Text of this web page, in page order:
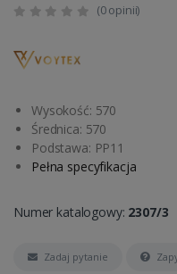
(0 opinii)
Wysokość: 570
Średnica: 570
Podstawa: PP11
Pełna specyfikacja
Numer katalogowy: 2307/3
Zadaj pytanie